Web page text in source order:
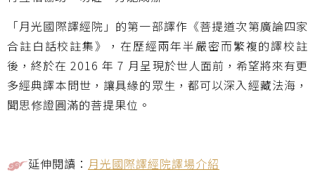
「月光國際譯經院」的第一部譯作《菩提道次第廣論四家
合註白話校註集》，在歷經兩年半嚴密而繁複的譯校註
後，終於在 2016 年 7 月呈現於世人面前，希望將來有更
多經典譯本問世，讓具緣的眾生，都可以深入經藏法海，
聞思修證圓滿的菩提果位。
延伸閱讀： 月光國際譯經院譯場介紹